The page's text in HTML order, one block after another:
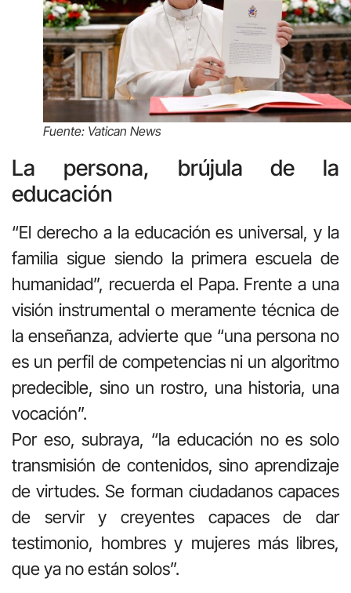
Fuente: Vatican News
La persona, brújula de la
educación
“El derecho a la educación es universal, y la
familia sigue siendo la primera escuela de
humanidad”, recuerda el Papa. Frente a una
visión instrumental o meramente técnica de
la enseñanza, advierte que “una persona no
es un perfil de competencias ni un algoritmo
predecible, sino un rostro, una historia, una
vocación”.
Por eso, subraya, “la educación no es solo
transmisión de contenidos, sino aprendizaje
de virtudes. Se forman ciudadanos capaces
de servir y creyentes capaces de dar
testimonio, hombres y mujeres más libres,
que ya no están solos”.